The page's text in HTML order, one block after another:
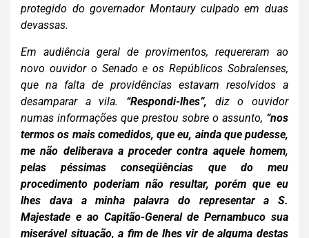
protegido do governador Montaury culpado em duas
devassas.
Em audiência geral de provimentos, requereram ao
novo ouvidor o Senado e os Repúblicos Sobralenses,
que na falta de providências estavam resolvidos a
desamparar a vila.
“Respondi-lhes”, diz o ouvidor
numas informações que prestou sobre o assunto, “nos
termos os mais comedidos, que eu, ainda que pudesse,
me não deliberava a proceder contra aquele homem,
pelas péssimas conseqüências que do meu
procedimento poderiam não resultar, porém que eu
lhes dava a minha palavra do representar a S.
Majestade e ao Capitão-General de Pernambuco sua
miserável situação, a fim de lhes vir de alguma destas